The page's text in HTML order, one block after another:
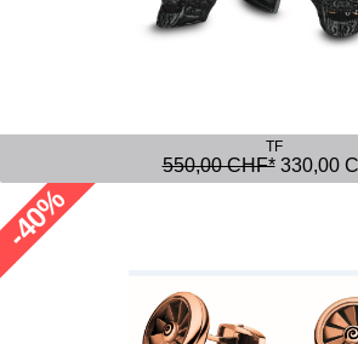
TF
550,00 CHF*330,00
-40%